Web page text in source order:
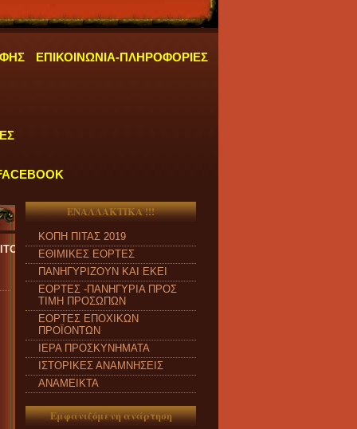
ΕΠΙΚΟΙΝΩΝΙΑ-ΠΛΗΡΟΦΟΡΙΕΣ
ΚΑΘΗΜΕΡΙΝΑ ΑΠΟ ΔΕΥΤΕΡΑ έως ΠΑΡΑΣΚΕΥΗ και από ώρα 09:00
ΕΝΑΛΛΑΚΤΙΚΑ !!!
ΚΟΠΗ ΠΙΤΑΣ 2019
ΕΘΙΜΙΚΕΣ ΕΟΡΤΕΣ
ΠΑΝΗΓΥΡΙΖΟΥΝ ΚΑΙ ΕΚΕΙ
ΕΟΡΤΕΣ -ΠΑΝΗΓΥΡΙΑ ΠΡΟΣ
ΤΙΜΗ ΠΡΟΣΩΠΩΝ
ΕΟΡΤΕΣ ΕΠΟΧΙΚΩΝ
ΠΡΟΪΟΝΤΩΝ
ΙΕΡΑ ΠΡΟΣΚΥΝΗΜΑΤΑ
ΙΣΤΟΡΙΚΕΣ ΑΝΑΜΝΗΣΕΙΣ
ΑΝΑΜΕΙΚΤΑ
Εμφανιζόμενη ανάρτηση